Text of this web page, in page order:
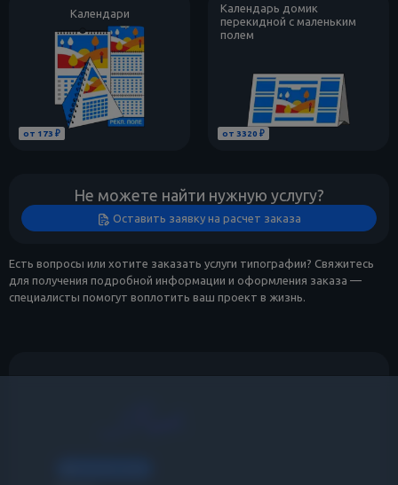
от 173 ₽
Календари
от 3320 ₽
Календарь домик
перекидной с маленьким
полем
Не можете найти нужную услугу?
Оставить заявку на расчет заказа
Есть вопросы или хотите заказать услуги типографии? Свяжитесь
для получения подробной информации и оформления заказа —
специалисты помогут воплотить ваш проект в жизнь.